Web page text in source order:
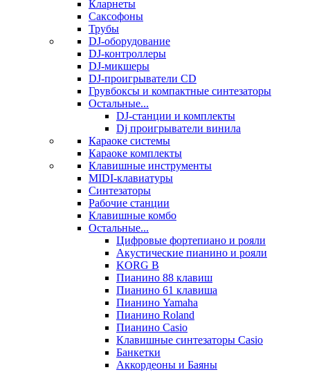
Кларнеты
Саксофоны
Трубы
DJ-оборудование
DJ-контроллеры
DJ-микшеры
DJ-проигрыватели CD
Грувбоксы и компактные синтезаторы
Остальные...
DJ-станции и комплекты
Dj проигрыватели винила
Караоке системы
Караоке комплекты
Клавишные инструменты
MIDI-клавиатуры
Синтезаторы
Рабочие станции
Клавишные комбо
Остальные...
Цифровые фортепиано и рояли
Акустические пианино и рояли
KORG B
Пианино 88 клавиш
Пианино 61 клавиша
Пианино Yamaha
Пианино Roland
Пианино Casio
Клавишные синтезаторы Casio
Банкетки
Аккордеоны и Баяны